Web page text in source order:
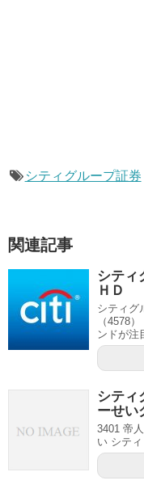
シティグループ証券
関連記事
シティ
ＨＤ
シティグ
（4578
ンドが注
シティ
ーせい
3401 帝
い シテ